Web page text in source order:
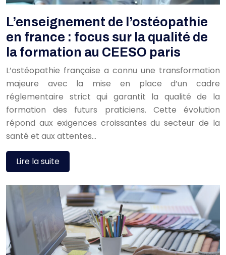
L’enseignement de l’ostéopathie
en france : focus sur la qualité de
la formation au CEESO paris
L’ostéopathie française a connu une transformation
majeure avec la mise en place d’un cadre
réglementaire strict qui garantit la qualité de la
formation des futurs praticiens. Cette évolution
répond aux exigences croissantes du secteur de la
santé et aux attentes…
Lire la suite